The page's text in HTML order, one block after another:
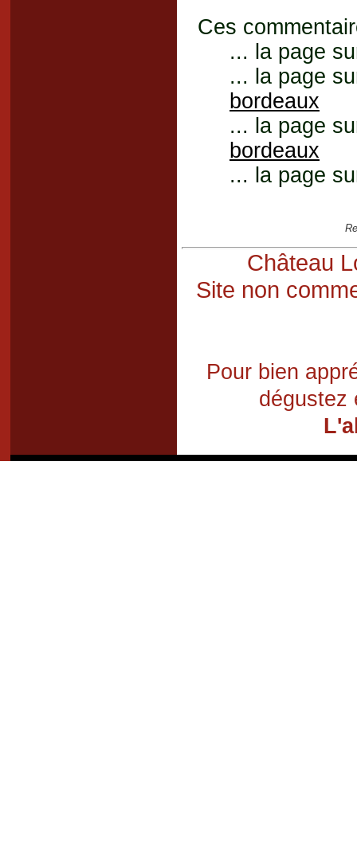
Ces
... la page
... la page
bordeaux
... la page
bordeaux
... la page
Château
Site non
Pour bien
dégustez